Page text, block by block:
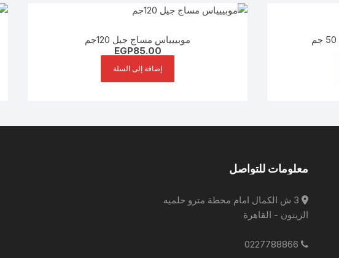
موبييياس مساج جيل 120جم
EGP85.00
إضافة إلى السلة
معلومات للتواصل
3 ش الكمال امام محطة مترو حلميه
الزيتون - القاهرة